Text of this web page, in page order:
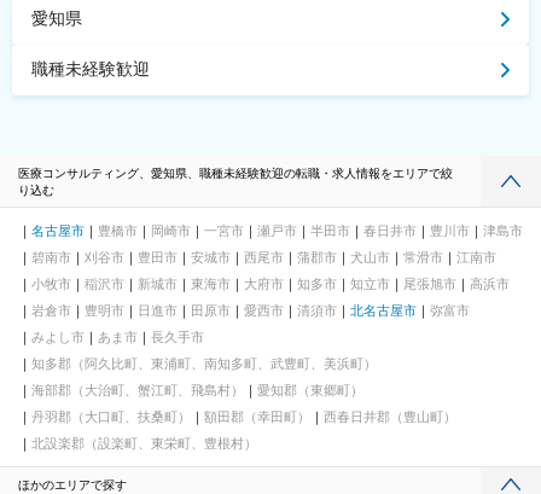
愛知県
職種未経験歓迎
医療コンサルティング、愛知県、職種未経験歓迎の転職・求人情報をエリアで絞
り込む
名古屋市 豊橋市 岡崎市 一宮市 瀬戸市 半田市 春日井市 豊川市
津島市
碧南市
刈谷市 豊田市 安城市 西尾市 蒲郡市 犬山市 常滑市
江南市
小牧市
稲沢市 新城市 東海市 大府市 知多市 知立市 尾張旭市
高浜市
岩倉市
豊明市 日進市 田原市 愛西市 清須市 北名古屋市
弥富市
みよし市
あま市
長久手市
知多郡（阿久比町、東浦町、南知多町、武豊町、美浜町）
海部郡（大治町、蟹江町、飛島村）
愛知郡（東郷町）
丹羽郡（大口町、扶桑町）
額田郡（幸田町）
西春日井郡（豊山町）
北設楽郡（設楽町、東栄町、豊根村）
ほかのエリアで探す